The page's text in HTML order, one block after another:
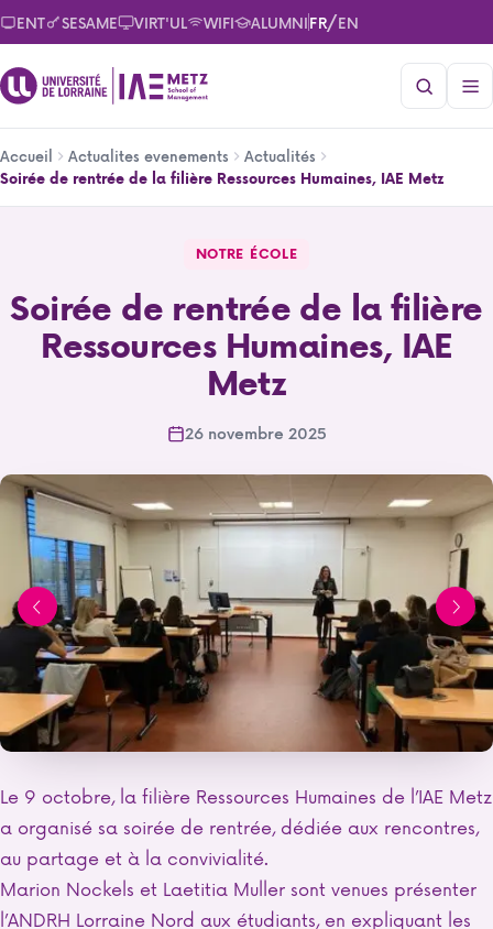
Aller
au
contenu
principal
ENT SESAME VIRT'UL WIFI ALUMNIFR/EN
d'Ariane
Accueil Actualites evenements Actualités
Soirée de rentrée de la filière Ressources Humaines, IAE Metz
NOTRE ÉCOLE
Soirée de rentrée de la filière
Ressources Humaines, IAE
Metz
26 novembre 2025
Le 9 octobre, la filière Ressources Humaines de l’IAE Metz
a organisé sa soirée de rentrée, dédiée aux rencontres,
au partage et à la convivialité.
Marion Nockels et Laetitia Muller sont venues présenter
l’ANDRH Lorraine Nord aux étudiants, en expliquant les